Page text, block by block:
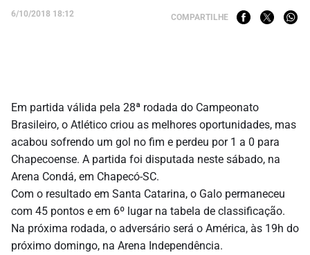
6/10/2018 18:12 COMPARTILHE
Em partida válida pela 28ª rodada do Campeonato
Brasileiro, o Atlético criou as melhores oportunidades, mas
acabou sofrendo um gol no fim e perdeu por 1 a 0 para
Chapecoense. A partida foi disputada neste sábado, na
Arena Condá, em Chapecó-SC.
Com o resultado em Santa Catarina, o Galo permaneceu
com 45 pontos e em 6º lugar na tabela de classificação.
Na próxima rodada, o adversário será o América, às 19h do
próximo domingo, na Arena Independência.